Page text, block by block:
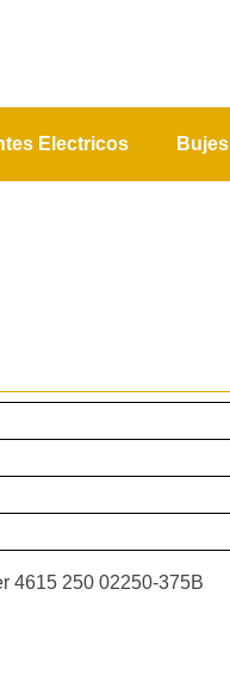
Electricos Bujes
4615 250 02250-375B